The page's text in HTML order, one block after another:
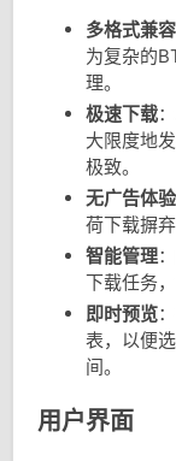
多格式兼容
为复杂的
理。
极速下载
大限度地
极致。
无广告体验
荷下载摒
智能管理
下载任务
即时预览
表，以便
间。
用户界面